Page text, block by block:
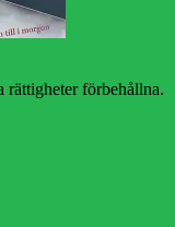
rättigheter förbehållna.